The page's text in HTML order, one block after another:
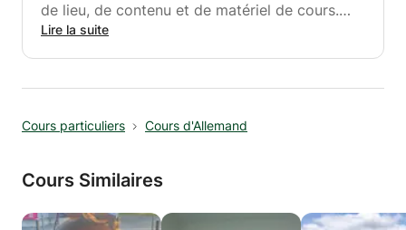
de lieu, de contenu et de matériel de cours.
Je vais préparer un cours sur mesure que je
long du processus d'apprentissage.
Lire la suite
Cours particuliers Cours d'Allemand
Cours Similaires